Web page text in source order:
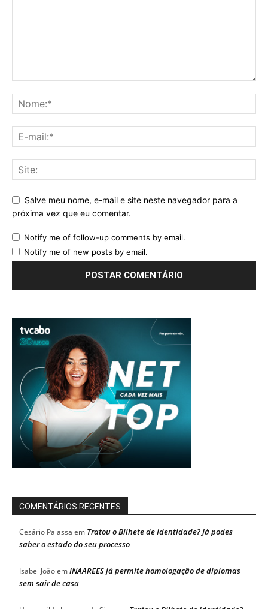
Salve meu nome, e-mail e site neste navegador para a
próxima vez que eu comentar.
Notify me of follow-up comments by email.
Notify me of new posts by email.
COMENTÁRIOS RECENTES
Cesário Palassa em Tratou o Bilhete de Identidade? Já podes
saber o estado do seu processo
Isabel JoãoemINAAREES já permite homologação de diplomas
sem sair de casa